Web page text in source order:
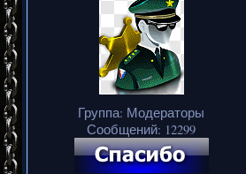
Группа: Модераторы
Сообщений: 12299